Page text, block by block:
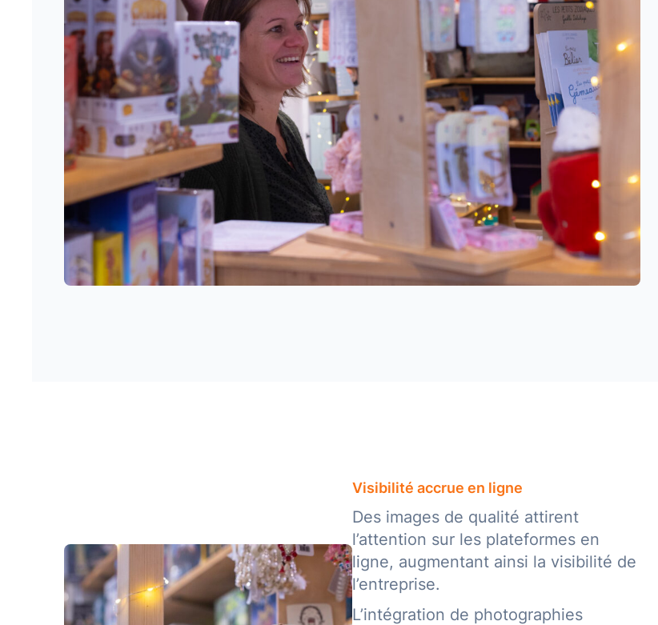
Visibilité accrue en ligne
Des images de qualité attirent
l’attention sur les plateformes en
ligne, augmentant ainsi la visibilité de
l’entreprise.
L’intégration de photographies